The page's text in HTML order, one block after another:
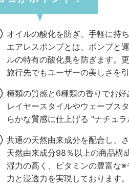
オイルの酸化を防ぎ、手軽に持
エアレスポンプとは、ポンプと
ルの特有の酸化臭を防ぎます。
旅行先でもユーザーの美しさを引
種類の質感と6種類の香りでお好
レイヤースタイルやウェーブス
らかな質感に仕上げる “ナチュ
共通の天然由来成分を配合し、
天然由来成分98％以上の商品構
湿力の高く、ビタミンの豊富な
力と浸透力を実現しております。